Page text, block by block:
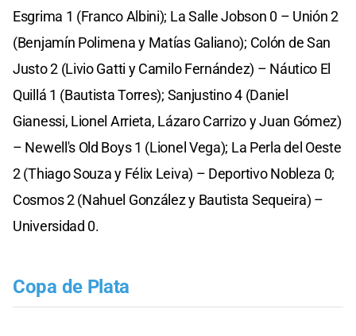
Esgrima 1 (Franco Albini); La Salle Jobson 0 – Unión 2
(Benjamín Polimena y Matías Galiano); Colón de San
Justo 2 (Livio Gatti y Camilo Fernández) – Náutico El
Quillá 1 (Bautista Torres); Sanjustino 4 (Daniel
Gianessi, Lionel Arrieta, Lázaro Carrizo y Juan Gómez)
– Newell's Old Boys 1 (Lionel Vega); La Perla del Oeste
2 (Thiago Souza y Félix Leiva) – Deportivo Nobleza 0;
Cosmos 2 (Nahuel González y Bautista Sequeira) –
Universidad 0.
Copa de Plata